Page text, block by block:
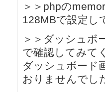
＞＞phpの
128MBで設定し
＞＞ダッシュボ
で確認してみて
ダッシュボード
おりませんでし